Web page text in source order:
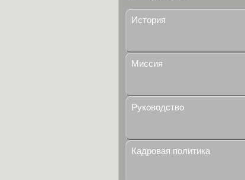
История
Миссия
Руководство
Кадровая политика